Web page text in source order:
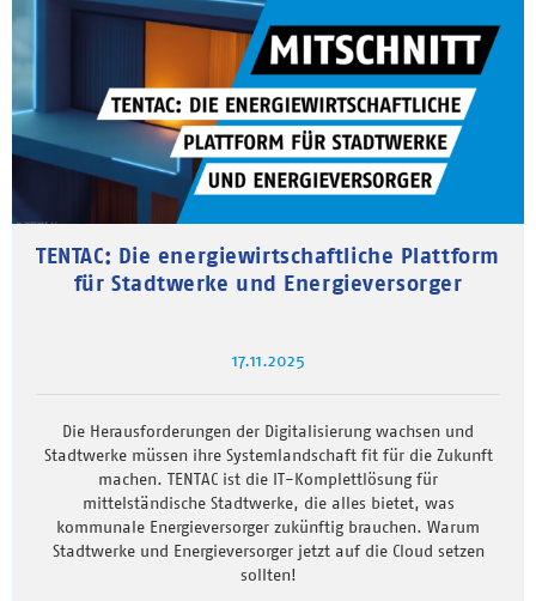
TENTAC: Die energiewirtschaftliche Plattform
für Stadtwerke und Energieversorger
17.11.2025
Die Herausforderungen der Digitalisierung wachsen und
Stadtwerke müssen ihre Systemlandschaft fit für die Zukunft
machen. TENTAC ist die IT-Komplettlösung für
mittelständische Stadtwerke, die alles bietet, was
kommunale Energieversorger zukünftig brauchen. Warum
Stadtwerke und Energieversorger jetzt auf die Cloud setzen
sollten!